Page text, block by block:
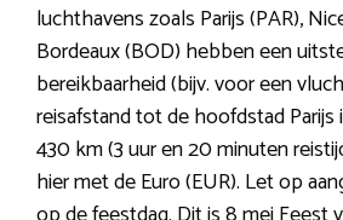
luchthavens zoals Parijs (PAR),
Bordeaux (BOD) hebben een
bereikbaarheid (bijv. voor een
reisafstand tot de hoofdstad Parijs
430 km (3 uur en 20 minuten
hier met de Euro (EUR). Let op